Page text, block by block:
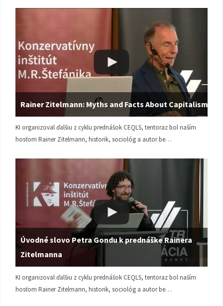
Rainer Zitelmann: Myths and Facts About Capitalism
KI organizoval ďalšiu z cyklu prednášok CEQLS, tentoraz bol naším
hosťom Rainer Zitelmann, historik, sociológ a autor be…
Úvodné slovo Petra Gondu k prednáške Rainera
Zitelmanna
KI organizoval ďalšiu z cyklu prednášok CEQLS, tentoraz bol naším
hosťom Rainer Zitelmann, historik, sociológ a autor be…